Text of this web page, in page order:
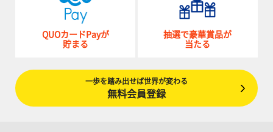
QUOカードPayが
貯まる
抽選で豪華賞品が
当たる
一歩を踏み出せば世界が変わる
無料会員登録